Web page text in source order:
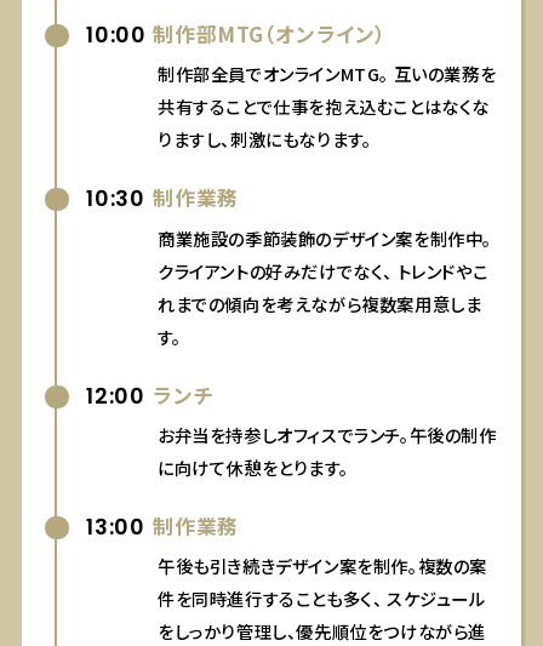
10:00 制作部MTG（オンライン）
制作部全員でオンラインMTG。 互いの業務を
共有することで仕事を抱え込むことはなくな
りますし、刺激にもなります。
10:30 制作業務
商業施設の季節装飾のデザイン案を制作中。
クライアントの好みだけでなく、 トレンドやこ
れまでの傾向を考えながら複数案用意しま
す。
12:00 ランチ
お弁当を持参しオフィスでランチ。午後の制作
に向けて休憩をとります。
13:00 制作業務
午後も引き続きデザイン案を制作。複数の案
件を同時進行することも多く、 スケジュール
をしっかり管理し、優先順位をつけながら進